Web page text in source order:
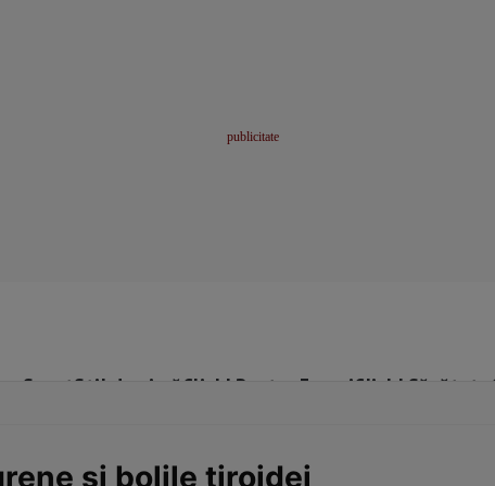
SportStil de viațăClick! Pentru FemeiClick! Sănătate
şi bolile tiroidei